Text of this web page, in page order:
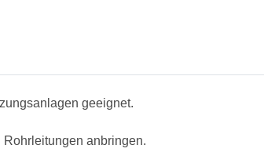
geeignet.
anbringen.